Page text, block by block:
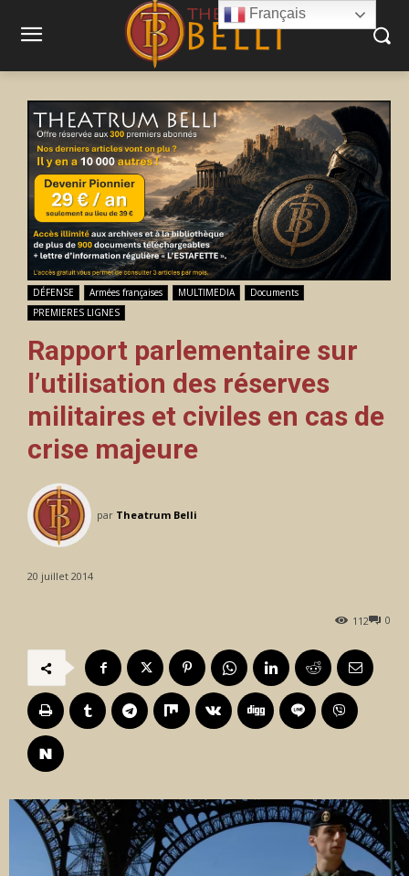
DÉFENSE Armées françaises MULTIMEDIA
Documents
PREMIERES LIGNES
Rapport parlementaire sur
l’utilisation des réserves
militaires et civiles en cas de
crise majeure
par Theatrum Belli
20 juillet 2014
0
112
Français